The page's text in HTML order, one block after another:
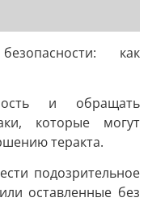
как
и обращать
которые могут
теракта.
подозрительное
оставленные без